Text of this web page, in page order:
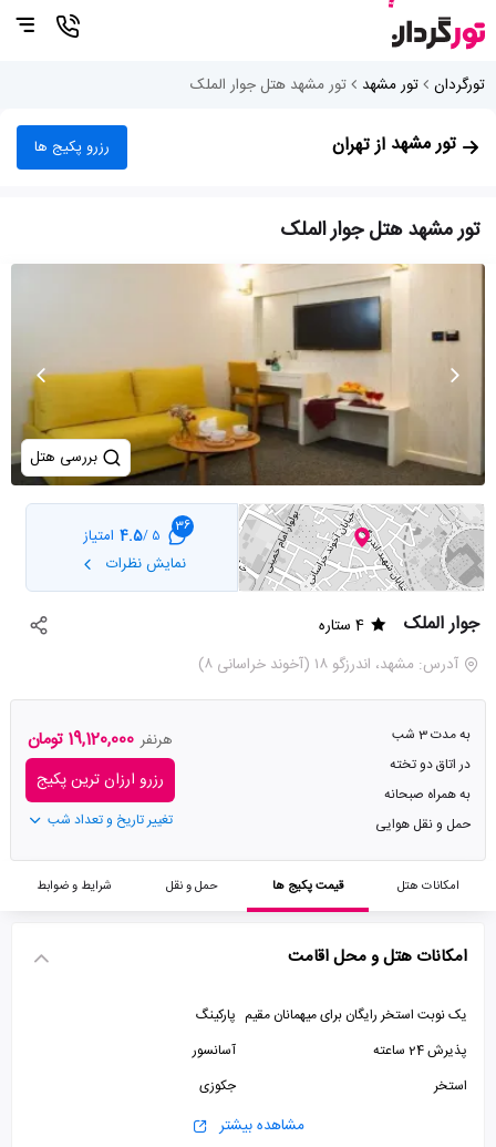
تورگردان تور مشهد تور مشهد هتل جوار الملک
تور مشهد از تهران رزرو پکیج ها
تور مشهد هتل جوار الملک
بررسی هتل
36
5 /
4.5 امتیاز
نمایش نظرات
جوار الملک
4 ستاره
آدرس: مشهد، اندرزگو ۱۸ (آخوند خراسانی ۸)
به مدت 3 شب
در اتاق دو تخته
به همراه صبحانه
حمل و نقل هوایی
هرنفر 19,120,000 تومان
رزرو ارزان ترین پکیج
تغییر تاریخ و تعداد شب
امکانات هتل قیمت پکیج ها حمل و نقل شرایط و ضوابط
امکانات هتل و محل اقامت
یک نوبت استخر رایگان برای میهمانان مقیم پارکینگ
پذیرش 24 ساعته
آسانسور
استخر
جکوزی
مشاهده بیشتر